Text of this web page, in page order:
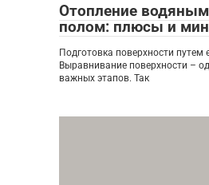
Отопление
полом: плюсы и
Подготовка поверхности путем
Выравнивание поверхности –
важных этапов. Так